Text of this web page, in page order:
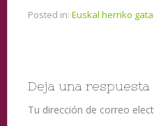
Posted in: Euskal herriko
Deja una respuesta
Tu dirección de correo